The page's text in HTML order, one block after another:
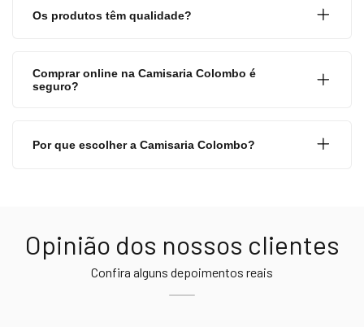
Os produtos têm qualidade?
Comprar online na Camisaria Colombo é
seguro?
Por que escolher a Camisaria Colombo?
Opinião dos nossos clientes
Confira alguns depoimentos reais